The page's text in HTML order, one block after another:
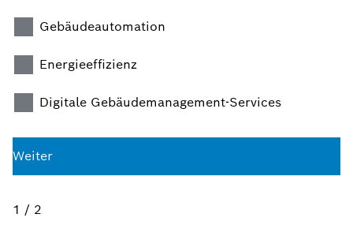
Gebäudeautomation
Energieeffizienz
Digitale Gebäudemanagement-Services
Weiter
1 / 2